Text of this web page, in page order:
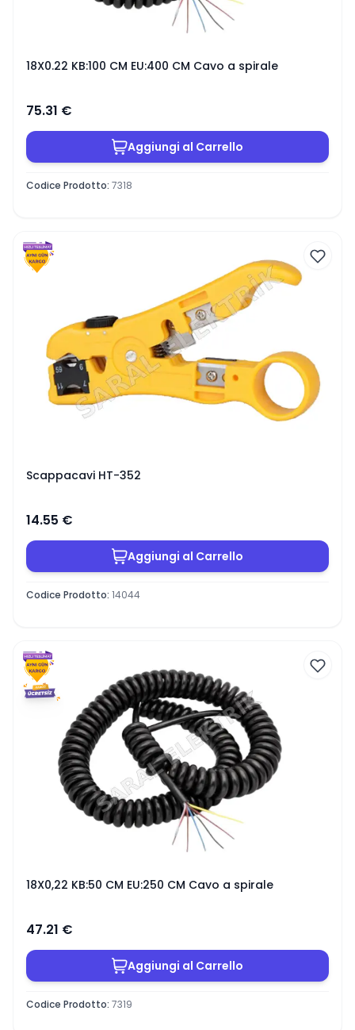
18X0.22 KB:100 CM EU:400 CM Cavo a spirale
75.31 €
Aggiungi al Carrello
Codice Prodotto: 7318
Scappacavi HT-352
14.55 €
Aggiungi al Carrello
Codice Prodotto: 14044
18X0,22 KB:50 CM EU:250 CM Cavo a spirale
47.21 €
Aggiungi al Carrello
Codice Prodotto: 7319